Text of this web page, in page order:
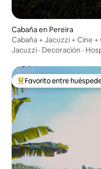
Cabaña en Pereira
Cabaña + Jacuzzi + Cine
Jacuzzi · Decoración ·
De los mejores en Favorito
Favorito entre